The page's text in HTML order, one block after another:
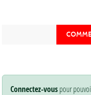
Connectez-vouspour